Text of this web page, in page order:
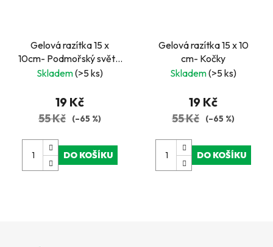
Gelová razítka 15 x
10cm- Podmořský svět -
CS-6_7303
Skladem(>5 ks)
19 Kč
55 Kč (–65 %)
DO KOŠÍKU
Gelová razítka 15 x 10
cm- Kočky
Skladem(>5 ks)
19 Kč
55 Kč (–65 %)
DO KOŠÍKU